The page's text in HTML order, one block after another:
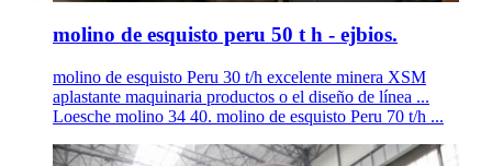
molino de esquisto peru 50 t h - ejbios.
molino de esquisto Peru 30 t/h excelente minera XSM
aplastante maquinaria productos o el diseño de línea ...
Loesche molino 34 40. molino de esquisto Peru 70 t/h ...